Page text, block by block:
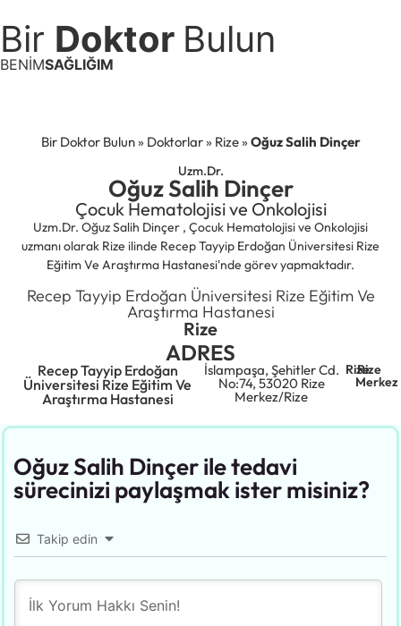
Bir Doktor Bulun
BENİMSAĞLIĞIM
Bir Doktor Bulun» Doktorlar» Rize»Oğuz Salih Dinçer
Uzm.Dr.
Oğuz Salih Dinçer
Çocuk Hematolojisi ve Onkolojisi
Uzm.Dr. Oğuz Salih Dinçer , Çocuk Hematolojisi ve Onkolojisi
uzmanı olarak Rize ilinde Recep Tayyip Erdoğan Üniversitesi Rize
Eğitim Ve Araştırma Hastanesi'nde görev yapmaktadır.
Recep Tayyip Erdoğan Üniversitesi Rize Eğitim Ve
Araştırma Hastanesi
Rize
ADRES
Recep Tayyip Erdoğan
Üniversitesi Rize Eğitim Ve
Araştırma Hastanesi
İslampaşa, Şehitler Cd.
No:74, 53020 Rize
Merkez/Rize
RizeRize
Merkez
Oğuz Salih Dinçer ile tedavi
sürecinizi paylaşmak ister misiniz?
Takip edin